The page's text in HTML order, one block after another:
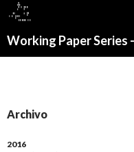
Archivo
2016